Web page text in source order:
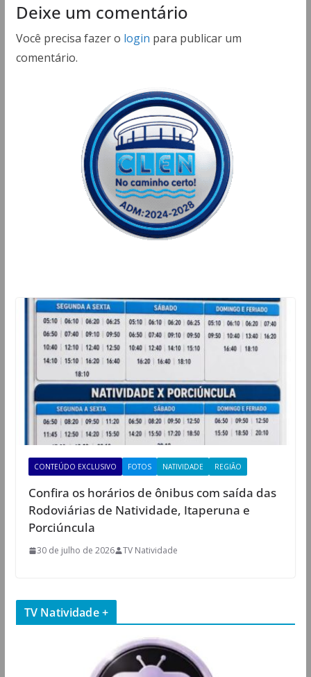
Deixe um comentário
Você precisa fazer o login para publicar um
comentário.
CONTEÚDO EXCLUSIVO FOTOS NATIVIDADE REGIÃO
Confira os horários de ônibus com saída das
Rodoviárias de Natividade, Itaperuna e
Porciúncula
30 de julho de 2026 TV Natividade
TV Natividade +